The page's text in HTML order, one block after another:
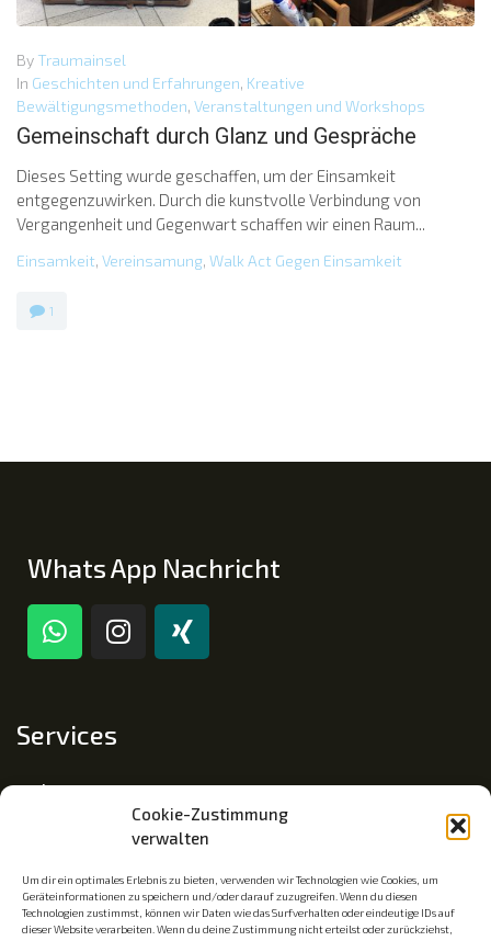
Cookie-Zustimmung
verwalten
Um dir ein optimales Erlebnis zu bieten, verwenden wir Technologien wie Cookies, um
Geräteinformationen zu speichern und/oder darauf zuzugreifen. Wenn du diesen
Technologien zustimmst, können wir Daten wie das Surfverhalten oder eindeutige IDs auf
dieser Website verarbeiten. Wenn du deine Zustimmung nicht erteilst oder zurückziehst,
By Traumainsel
In Geschichten und Erfahrungen, Kreative
Bewältigungsmethoden, Veranstaltungen und Workshops
Gemeinschaft durch Glanz und Gespräche
Dieses Setting wurde geschaffen, um der Einsamkeit
entgegenzuwirken. Durch die kunstvolle Verbindung von
Vergangenheit und Gegenwart schaffen wir einen Raum...
Einsamkeit, Vereinsamung, Walk Act Gegen Einsamkeit
1
Whats App Nachricht
Services
Impressum
Datenschutz